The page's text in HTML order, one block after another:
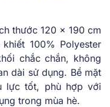
thước 120 x 190 cm
100% Polyester
chắc chắn, không
dài sử dụng. Bề mặt
lực tốt, phù hợp với
trong mùa hè.